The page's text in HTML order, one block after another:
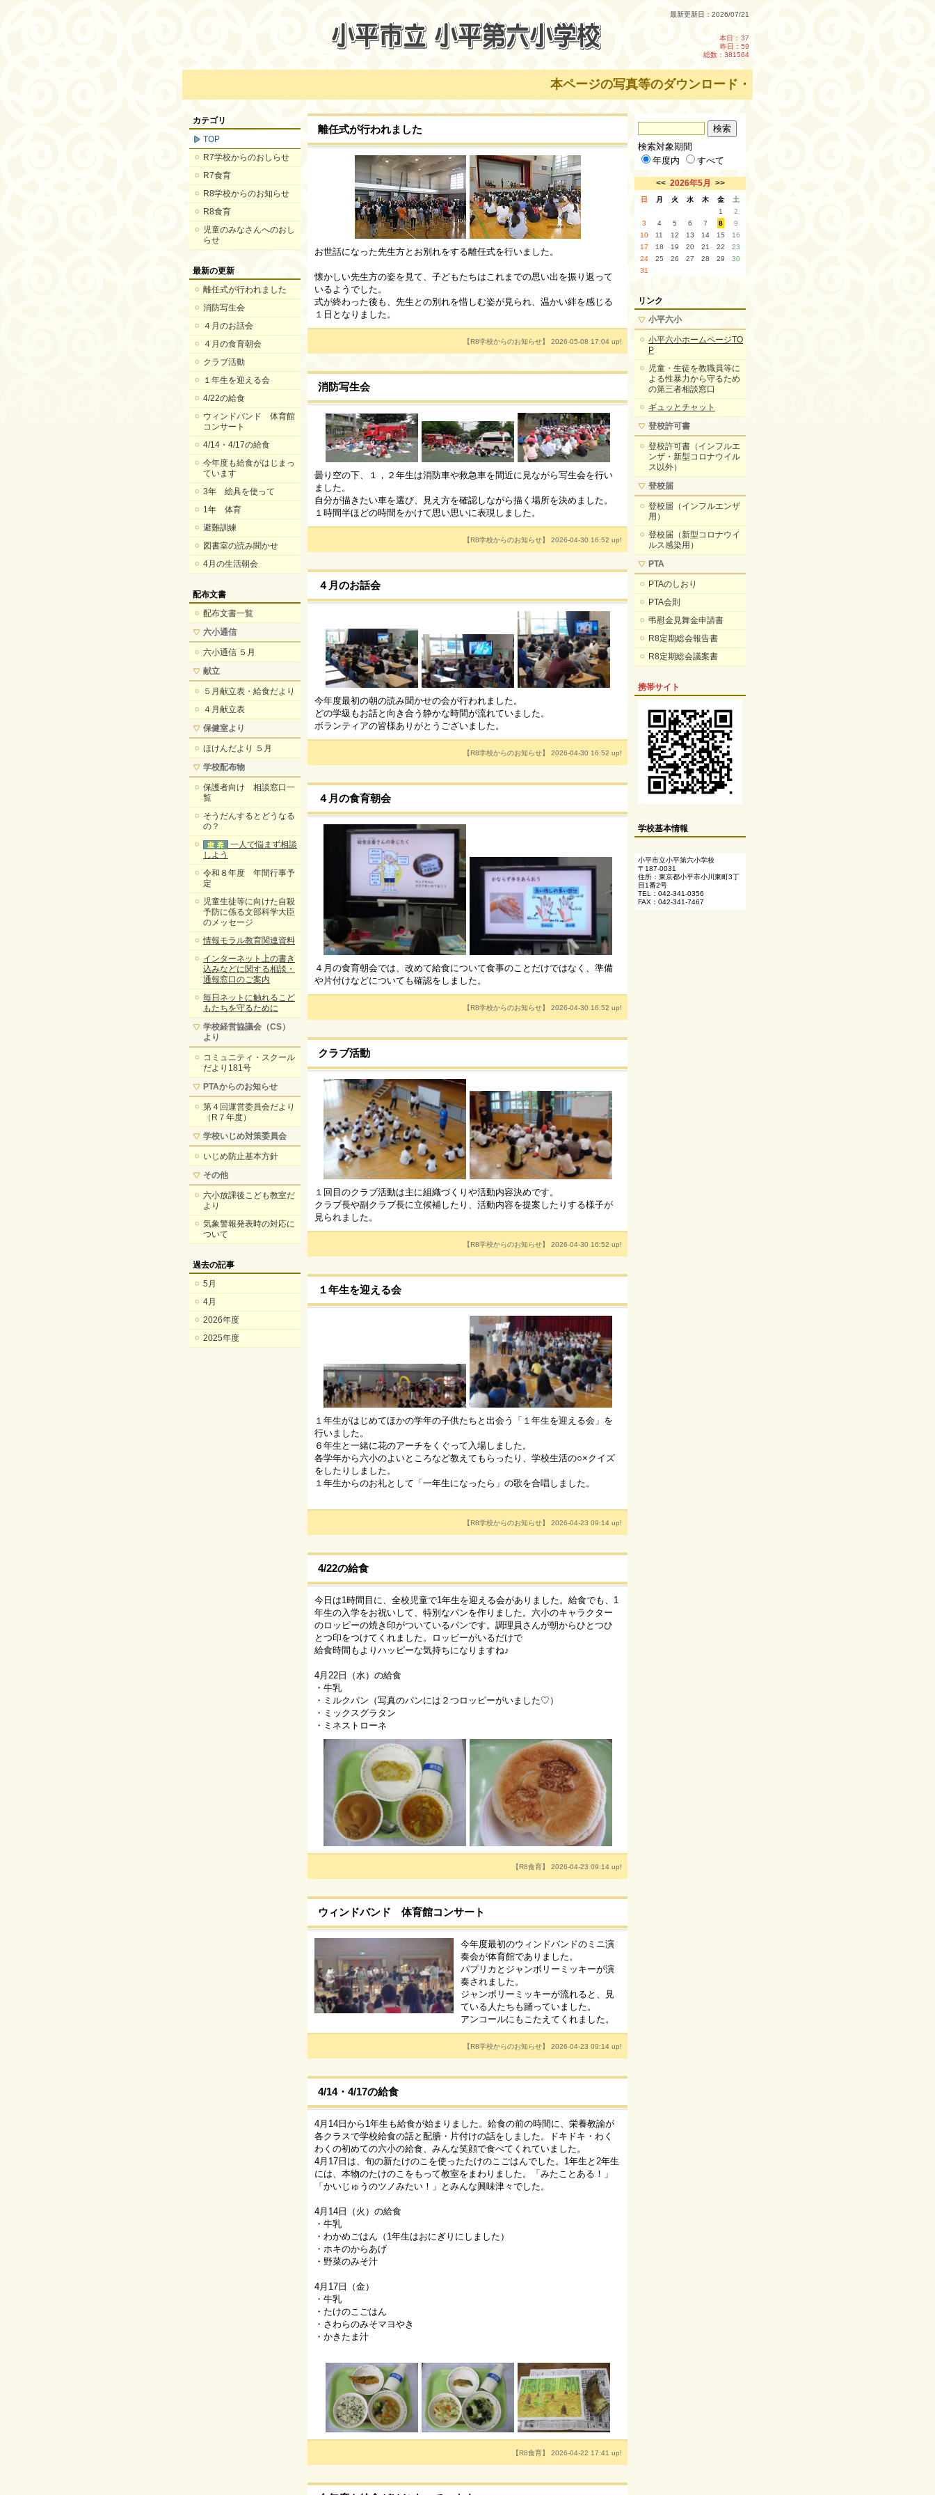
最新更新日：2026/07/21
本日： 37
昨日：59
総数：381564
本ページの写真等のダウンロード・転載を禁止します。
カテゴリ
TOP
R7学校からのおしらせ
R7食育
R8学校からのお知らせ
R8食育
児童のみなさんへのおし
らせ
最新の更新
離任式が行われました
消防写生会
４月のお話会
４月の食育朝会
クラブ活動
１年生を迎える会
4/22の給食
ウィンドバンド 体育館
コンサート
4/14・4/17の給食
今年度も給食がはじまっ
ています
3年 絵具を使って
1年 体育
避難訓練
図書室の読み聞かせ
4月の生活朝会
配布文書
配布文書一覧
六小通信
六小通信 ５月
献立
５月献立表・給食だより
４月献立表
保健室より
ほけんだより ５月
学校配布物
保護者向け 相談窓口一
覧
そうだんするとどうなる
の？
一人で悩まず相談
しよう
令和８年度 年間行事予
定
児童生徒等に向けた自殺
予防に係る文部科学大臣
のメッセージ
情報モラル教育関連資料
インターネット上の書き
込みなどに関する相談・
通報窓口のご案内
毎日ネットに触れるこど
もたちを守るために
学校経営協議会（CS）
より
コミュニティ・スクール
だより181号
PTAからのお知らせ
第４回運営委員会だより
（R７年度）
学校いじめ対策委員会
いじめ防止基本方針
その他
六小放課後こども教室だ
より
気象警報発表時の対応に
ついて
過去の記事
5月
4月
2026年度
2025年度
離任式が行われました
お世話になった先生方とお別れをする離任式を行いました。
懐かしい先生方の姿を見て、子どもたちはこれまでの思い出を振り返って
いるようでした。
式が終わった後も、先生との別れを惜しむ姿が見られ、温かい絆を感じる
１日となりました。
【R8学校からのお知らせ】 2026-05-08 17:04 up!
消防写生会
曇り空の下、１，２年生は消防車や救急車を間近に見ながら写生会を行い
ました。
自分が描きたい車を選び、見え方を確認しながら描く場所を決めました。
１時間半ほどの時間をかけて思い思いに表現しました。
【R8学校からのお知らせ】 2026-04-30 16:52 up!
４月のお話会
今年度最初の朝の読み聞かせの会が行われました。
どの学級もお話と向き合う静かな時間が流れていました。
ボランティアの皆様ありがとうございました。
【R8学校からのお知らせ】 2026-04-30 16:52 up!
４月の食育朝会
４月の食育朝会では、改めて給食について食事のことだけではなく、準備
や片付けなどについても確認をしました。
【R8学校からのお知らせ】 2026-04-30 16:52 up!
クラブ活動
１回目のクラブ活動は主に組織づくりや活動内容決めです。
クラブ長や副クラブ長に立候補したり、活動内容を提案したりする様子が
見られました。
【R8学校からのお知らせ】 2026-04-30 16:52 up!
１年生を迎える会
１年生がはじめてほかの学年の子供たちと出会う「１年生を迎える会」を
行いました。
６年生と一緒に花のアーチをくぐって入場しました。
各学年から六小のよいところなど教えてもらったり、学校生活の○×クイズ
をしたりしました。
１年生からのお礼として「一年生になったら」の歌を合唱しました。
【R8学校からのお知らせ】 2026-04-23 09:14 up!
4/22の給食
今日は1時間目に、全校児童で1年生を迎える会がありました。給食でも、1
年生の入学をお祝いして、特別なパンを作りました。六小のキャラクター
のロッピーの焼き印がついているパンです。調理員さんが朝からひとつひ
とつ印をつけてくれました。ロッピーがいるだけで
給食時間もよりハッピーな気持ちになりますね♪
4月22日（水）の給食
・牛乳
・ミルクパン（写真のパンには２つロッピーがいました♡）
・ミックスグラタン
・ミネストローネ
【R8食育】 2026-04-23 09:14 up!
ウィンドバンド 体育館コンサート
今年度最初のウィンドバンドのミニ演
奏会が体育館でありました。
パプリカとジャンボリーミッキーが演
奏されました。
ジャンボリーミッキーが流れると、見
ている人たちも踊っていました。
アンコールにもこたえてくれました。
【R8学校からのお知らせ】 2026-04-23 09:14 up!
4/14・4/17の給食
4月14日から1年生も給食が始まりました。給食の前の時間に、栄養教諭が
各クラスで学校給食の話と配膳・片付けの話をしました。ドキドキ・わく
わくの初めての六小の給食、みんな笑顔で食べてくれていました。
4月17日は、旬の新たけのこを使ったたけのこごはんでした。1年生と2年生
には、本物のたけのこをもって教室をまわりました。「みたことある！」
「かいじゅうのツノみたい！」とみんな興味津々でした。
4月14日（火）の給食
・牛乳
・わかめごはん（1年生はおにぎりにしました）
・ホキのからあげ
・野菜のみそ汁
4月17日（金）
・牛乳
・たけのこごはん
・さわらのみそマヨやき
・かきたま汁
【R8食育】 2026-04-22 17:41 up!
検索対象期間
年度内
すべて
<< 2026年5月 >>
日 月 火 水 木 金
土
1
2
3
4 5 6 7 8
9
10
11 12 13 14 15
16
17
18 19 20 21 22
23
24
25 26 27 28 29
30
31
リンク
小平六小
小平六小ホームページTO
P
児童・生徒を教職員等に
よる性暴力から守るため
の第三者相談窓口
ギュッとチャット
登校許可書
登校許可書（インフルエ
ンザ・新型コロナウイル
ス以外）
登校届
登校届（インフルエンザ
用）
登校届（新型コロナウイ
ルス感染用）
PTA
PTAのしおり
PTA会則
弔慰金見舞金申請書
R8定期総会報告書
R8定期総会議案書
携帯サイト
学校基本情報
小平市立小平第六小学校
〒187-0031
住所：東京都小平市小川東町3丁
目1番2号
TEL：042-341-0356
FAX：042-341-7467